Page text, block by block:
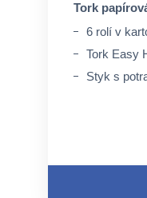
Tork
6 rolí v
Tork Easy
Styk s